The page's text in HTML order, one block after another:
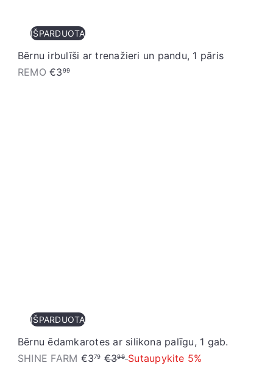
IŠPARDUOTA
Bērnu irbulīši ar trenažieri un pandu, 1 pāris
REMO€399
IŠPARDUOTA
Bērnu ēdamkarotes ar silikona palīgu, 1 gab.
SHINE FARM I€379 P
€399 Sutaupykite 5%